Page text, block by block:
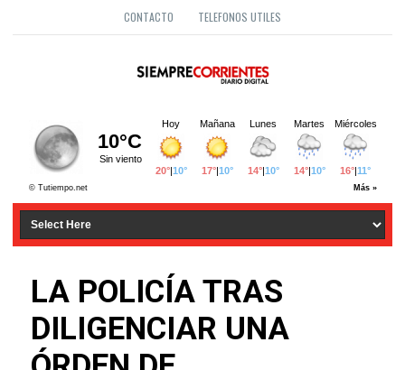
CONTACTO TELEFONOS UTILES
LA POLICÍA TRAS
DILIGENCIAR UNA